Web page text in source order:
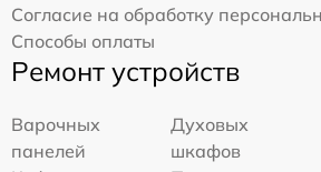
Согласие на обработку
Способы оплаты
Ремонт устройств
Варочных
панелей
Духовых
шкафов